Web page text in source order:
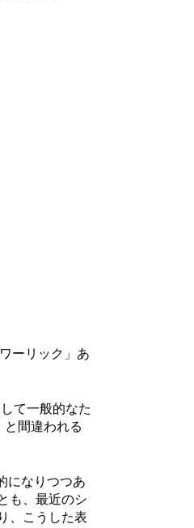
ーリック」あ
て一般的なた
間違われる
になりつつあ
も、最近のシ
、こうした表